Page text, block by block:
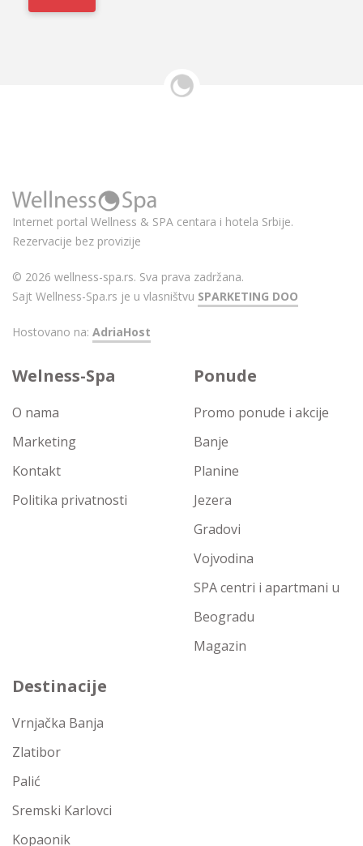
Internet portal Wellness & SPA centara i hotela Srbije.
Rezervacije bez provizije
© 2026 wellness-spa.rs. Sva prava zadržana.
Sajt Wellness-Spa.rs je u vlasništvu SPARKETING DOO
Hostovano na: AdriaHost
Welness-Spa
O nama
Marketing
Kontakt
Politika privatnosti
Ponude
Promo ponude i akcije
Banje
Planine
Jezera
Gradovi
Vojvodina
SPA centri i apartmani u
Beogradu
Magazin
Destinacije
Vrnjačka Banja
Zlatibor
Palić
Sremski Karlovci
Kopaonik